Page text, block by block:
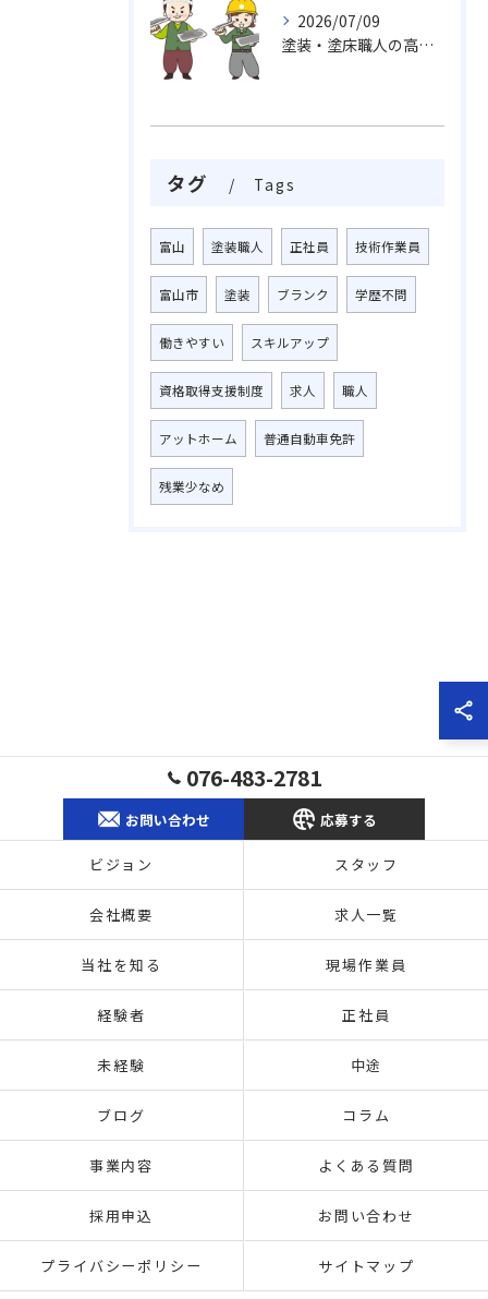
2026/07/09
塗装・塗床職人の高い技術力、魅力がいっぱい挑戦しませんか
タグ Tags
富山 塗装職人 正社員 技術作業員
富山市 塗装 ブランク 学歴不問
働きやすい スキルアップ
資格取得支援制度 求人 職人
アットホーム 普通自動車免許
残業少なめ
076-483-2781
お問い合わせ 応募する
ビジョン スタッフ
会社概要 求人一覧
当社を知る 現場作業員
経験者 正社員
未経験 中途
ブログ コラム
事業内容 よくある質問
採用申込 お問い合わせ
プライバシーポリシー サイトマップ